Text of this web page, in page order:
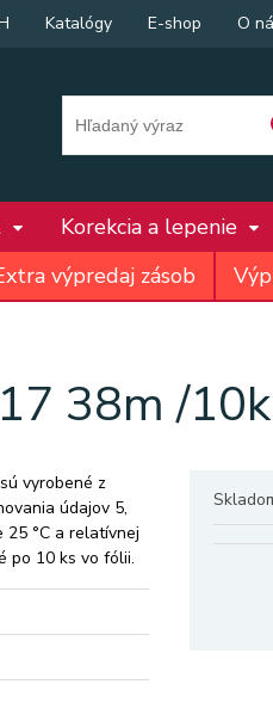
Katalógy E-shop O
Korekcia a lepenie
výpredaj zásob
38m /
vyrobené z
údajov 5,
°C a relatívnej
po 10 ks vo fólii.